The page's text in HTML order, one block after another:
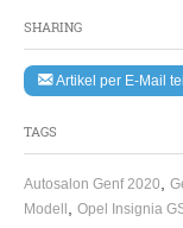
SHARING
Artikel per E-Mail
TAGS
Autosalon Genf 2020,
Modell , Opel Insignia